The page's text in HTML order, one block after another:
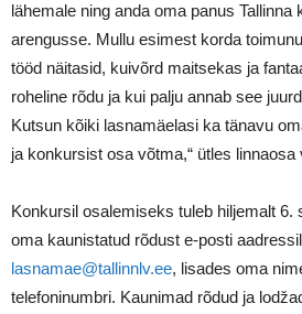
lähemale ning anda oma panus Tallinna
arengusse. Mullu esimest korda
tööd näitasid, kuivõrd maitsekas ja
roheline rõdu ja kui palju annab see
Kutsun kõiki lasnamäelasi ka tänavu
ja konkursist osa võtma,“ ütles
Konkursil osalemiseks tuleb hiljemalt 6.
oma kaunistatud rõdust e-posti
lasnamae@tallinnlv.ee, lisades oma
telefoninumbri. Kaunimad rõdud ja